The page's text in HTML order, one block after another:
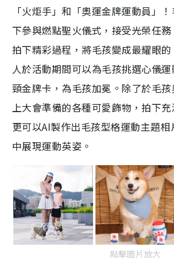
「火炬手」和「奧運金牌運動員」
下參與燃點聖火儀式，接受光榮任
拍下精彩過程，將毛孩變成最耀眼
人於活動期間可以為毛孩挑選心儀
頸金牌卡，為毛孩加冕。除了於毛
上大會準備的各種可愛飾物，拍下充
更可以AI製作出毛孩型格運動主題
中展現運動英姿。
點擊圖片放大